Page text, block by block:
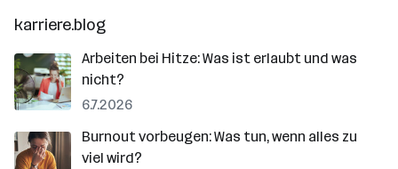
karriere.blog
Arbeiten bei Hitze: Was ist erlaubt und was
nicht?
6.7.2026
Burnout vorbeugen: Was tun, wenn alles zu
viel wird?